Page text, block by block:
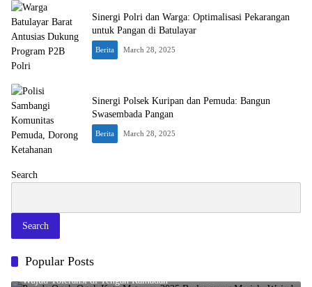
Sinergi Polri dan Warga: Optimalisasi Pekarangan
untuk Pangan di Batulayar
Berita March 28, 2025
Sinergi Polsek Kuripan dan Pemuda: Bangun
Swasembada Pangan
Berita March 28, 2025
Search
Search
Popular Posts
Parade Ogoh-Ogoh Kota Mataram 2025 Berlangsung Meriah,
Wujud Toleransi di Tengah Ramadan